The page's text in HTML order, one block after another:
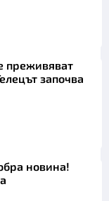
преживяват
започва
новина!